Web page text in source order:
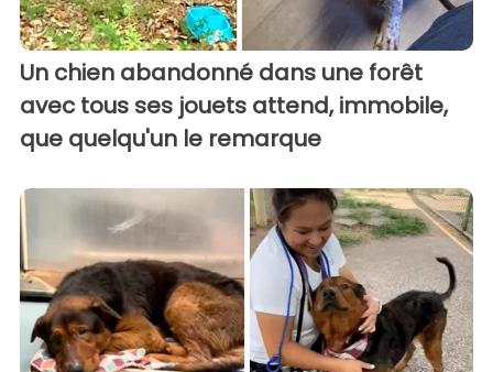
Un chien abandonné dans une forêt
avec tous ses jouets attend, immobile,
que quelqu'un le remarque